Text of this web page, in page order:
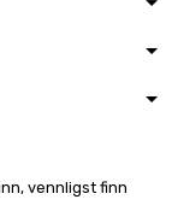

vennligst finn